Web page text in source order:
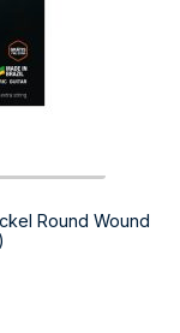
Round Wound